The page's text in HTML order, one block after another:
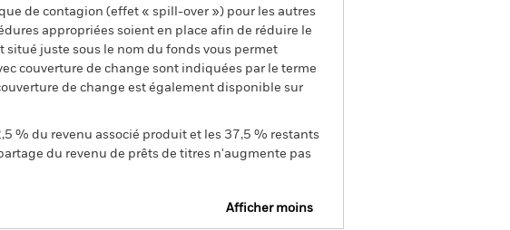
de contagion (effet « spill-over ») pour les autres
appropriées soient en place afin de réduire le
situé juste sous le nom du fonds vous permet
couverture de change sont indiquées par le terme
de change est également disponible sur
% du revenu associé produit et les 37,5 % restants
du revenu de prêts de titres n'augmente pas
Afficher moins